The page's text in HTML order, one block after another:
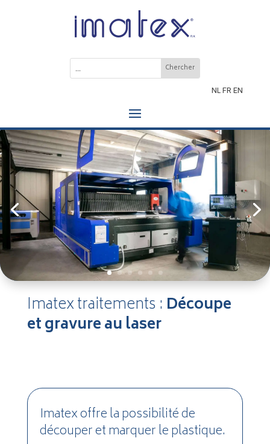
NLFREN
Imatex traitements : Découpe
et gravure au laser
Imatex offre la possibilité de
découper et marquer le plastique.